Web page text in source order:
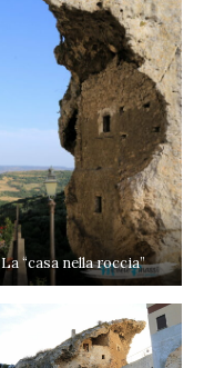
La “casa nella roccia”